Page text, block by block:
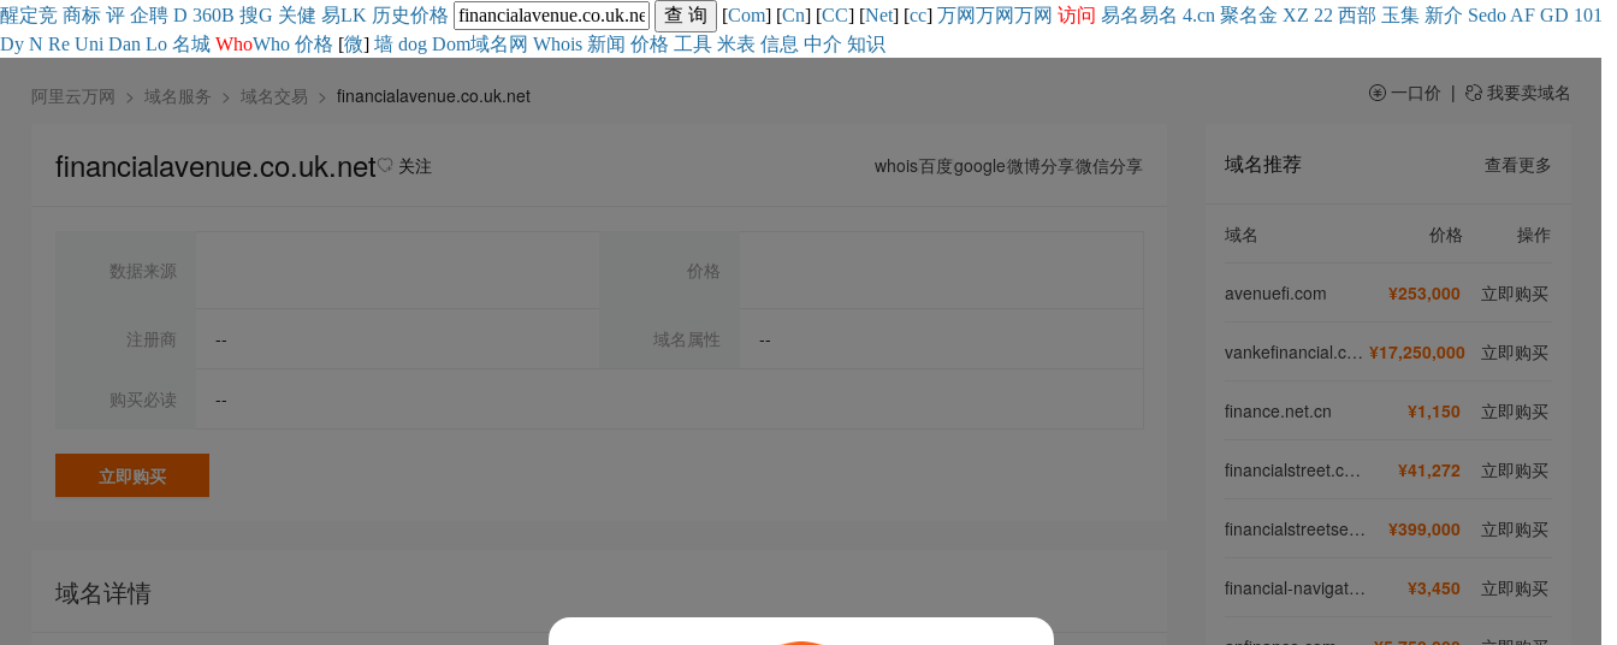
醒定竞 商标 评 企聘 D 360B 搜G 关健 易LK 历史价格 [Com] [Cn] [CC] [Net] [cc] 万网万网万网 访问 易名易名 4.cn 聚名金 XZ 22 西部 玉集 新介 Sedo AF GD 101
Dy N Re Uni Dan Lo 名城 WhoWho 价格 [微] 墙 dog Dom域名网 Whois 新闻 价格 工具 米表 信息 中介 知识